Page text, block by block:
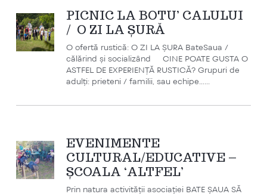
PICNIC LA BOTU’ CALULUI
/ O ZI LA ȘURĂ
O ofertă rustică: O ZI LA ȘURA BateSaua /
călărind și socializând CINE POATE GUSTA O
ASTFEL DE EXPERIENȚĂ RUSTICĂ? Grupuri de
adulți: prieteni / familii, sau echipe…...
EVENIMENTE
CULTURAL/EDUCATIVE –
ȘCOALA ‘ALTFEL’
Prin natura activității asociației BATE ȘAUA SĂ